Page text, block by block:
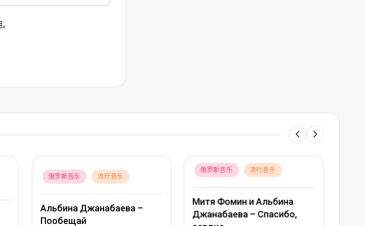
Posted
in
俄罗斯音乐 流行音乐
Митя Фомин и Альбина
Джанабаева – Спасибо,
Posted
in
俄罗斯音乐 流行音乐
Вера Брежнева – Девочка
моя